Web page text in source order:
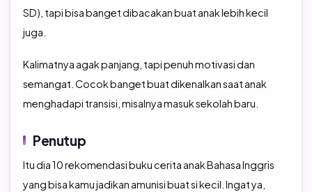
SD), tapi bisa banget dibacakan buat anak lebih kecil
juga.
Kalimatnya agak panjang, tapi penuh motivasi dan
semangat. Cocok banget buat dikenalkan saat anak
menghadapi transisi, misalnya masuk sekolah baru.
Penutup
Itu dia 10 rekomendasi buku cerita anak Bahasa Inggris
yang bisa kamu jadikan amunisi buat si kecil. Ingat ya,